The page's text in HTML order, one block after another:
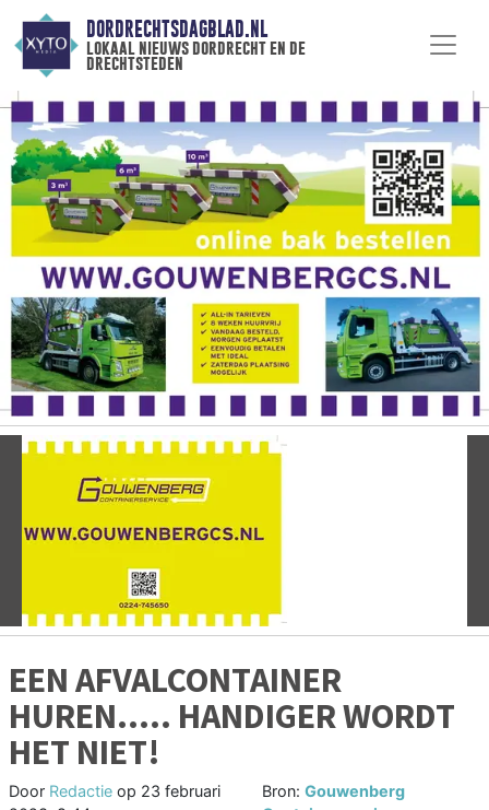
DORDRECHTSDAGBLAD.NL
lokaal nieuws dordrecht en de
drechtsteden
Vorige
EEN AFVALCONTAINER
HUREN….. HANDIGER WORDT
HET NIET!
Door Redactie op 23 februari
Bron: Gouwenberg